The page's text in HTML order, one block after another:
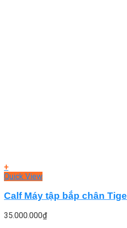
+
Quick View
Calf Máy tập bắp chân
35.000.000₫